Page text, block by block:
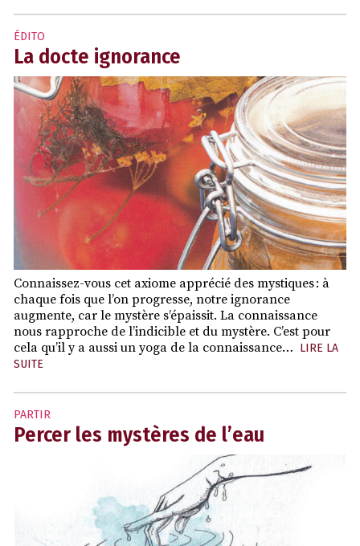
ÉDITO
La docte ignorance
Connaissez-vous cet axiome apprécié des mystiques : à
chaque fois que l’on progresse, notre ignorance
augmente, car le mystère s’épaissit. La connaissance
nous rapproche de l’indicible et du mystère. C’est pour
cela qu’il y a aussi un yoga de la connaissance… LIRE LA
SUITE
PARTIR
Percer les mystères de l’eau